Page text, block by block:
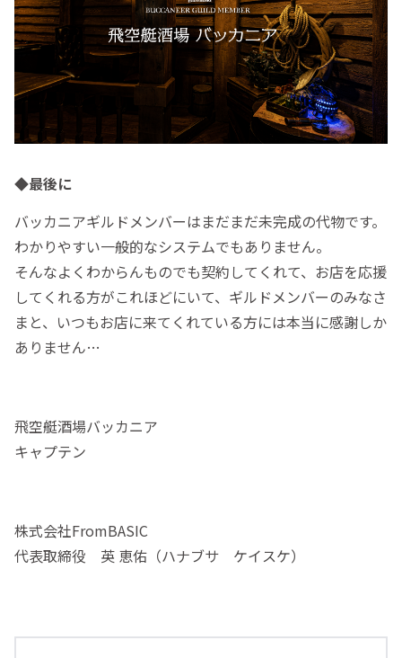
◆最後に
バッカニアギルドメンバーはまだまだ未完成の代物です。
わかりやすい一般的なシステムでもありません。
そんなよくわからんものでも契約してくれて、お店を応援
してくれる方がこれほどにいて、ギルドメンバーのみなさ
まと、いつもお店に来てくれている方には本当に感謝しか
ありません…
飛空艇酒場バッカニア
キャプテン
株式会社FromBASIC
代表取締役 英 恵佑（ハナブサ ケイスケ）